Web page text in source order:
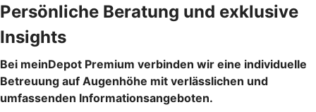
Persönliche Beratung und exklusive
Insights
Bei meinDepot Premium verbinden wir eine individuelle
Betreuung auf Augenhöhe mit verlässlichen und
umfassenden Informationsangeboten.